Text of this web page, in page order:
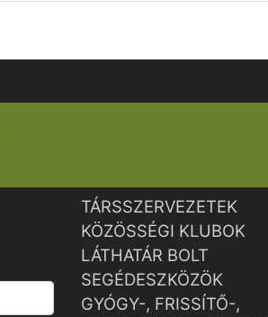
TÁRSSZERVEZETEK
KÖZÖSSÉGI KLUBOK
LÁTHATÁR BOLT
SEGÉDESZKÖZÖK
GYÓGY-, FRISSÍTŐ-,